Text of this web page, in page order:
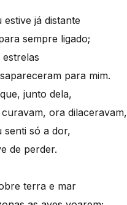
já distante
sempre ligado;
para mim.
junto dela,
ora dilaceravam,
senti só a dor,
de perder.
terra e mar